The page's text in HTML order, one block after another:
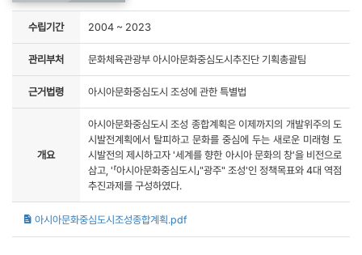
수립기간 2004 ~ 2023
관리부처 문화체육관광부 아시아문화중심도시추진단 기획총괄팀
근거법령 아시아문화중심도시 조성에 관한 특별법
개요
아시아문화중심도시 조성 종합계획은 이제까지의 개발위주의 도
시발전계획에서 탈피하고 문화를 중심에 두는 새로운 미래형 도
시발전의 제시하고자 '세계를 향한 아시아 문화의 창'을 비전으로
삼고, '「아시아문화중심도시」"광주" 조성'인 정책목표와 4대 역점
추진과제를 구성하였다.
아시아문화중심도시조성종합계획.pdf